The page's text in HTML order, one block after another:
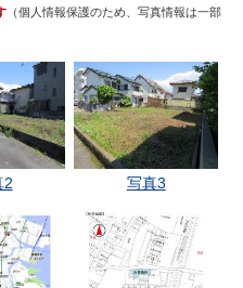
（個人情報保護のため、写真情報は一部
2 写真3